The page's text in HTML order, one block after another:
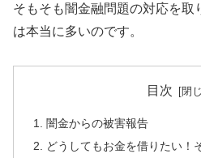
そもそも闇金融問題の対応を取
は本当に多いのです。
目次
闇金からの被害報告
どうしてもお金を借りたい！